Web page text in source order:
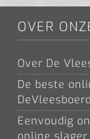
OVER
Over De
De beste
Eenvoudig